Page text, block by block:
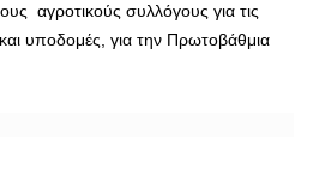
αγροτικούς συλλόγους για τις
υποδομές, για την Πρωτοβάθμια